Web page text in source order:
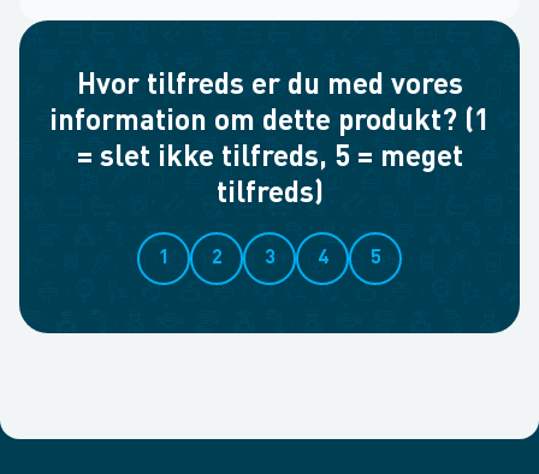
Hvor tilfreds er du med vores
information om dette produkt? (1
= slet ikke tilfreds, 5 = meget
tilfreds)
1 2 3 4 5